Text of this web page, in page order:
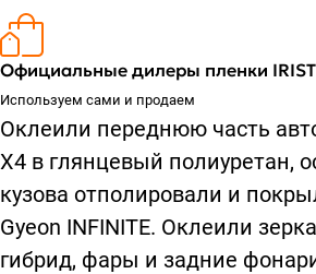
Официальные дилеры пленки
Используем сами и продаем
Оклеили переднюю часть
X4 в глянцевый полиуретан,
кузова отполировали и
Gyeon INFINITE. Оклеили
гибрид, фары и задние